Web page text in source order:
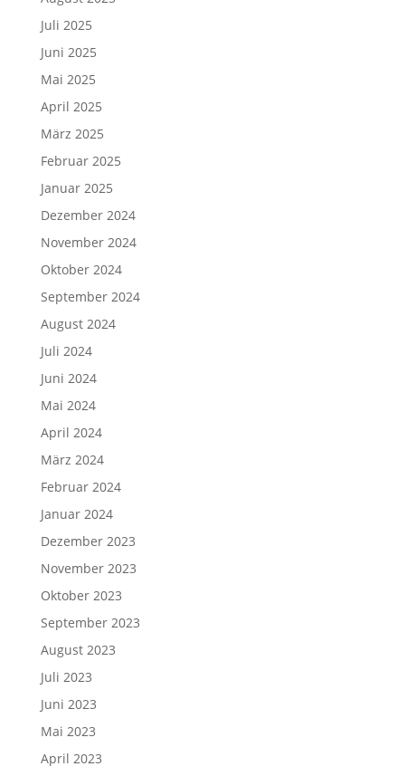
Juli 2025
Juni 2025
Mai 2025
April 2025
März 2025
Februar 2025
Januar 2025
Dezember 2024
November 2024
Oktober 2024
September 2024
August 2024
Juli 2024
Juni 2024
Mai 2024
April 2024
März 2024
Februar 2024
Januar 2024
Dezember 2023
November 2023
Oktober 2023
September 2023
August 2023
Juli 2023
Juni 2023
Mai 2023
April 2023